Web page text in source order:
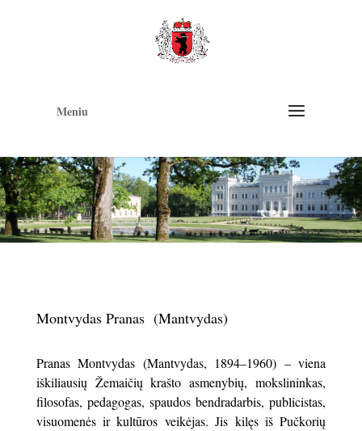
Meniu
Montvydas Pranas (Mantvydas)
Pranas Montvydas (Mantvydas, 1894–1960) – viena
iškiliausių Žemaičių krašto asmenybių, mokslininkas,
filosofas, pedagogas, spaudos bendradarbis, publicistas,
visuomenės ir kultūros veikėjas. Jis kilęs iš Pučkorių